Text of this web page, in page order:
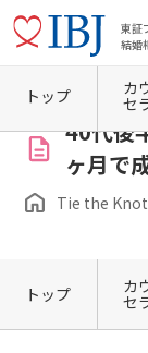
東証
結婚
ホーム 東京都の結婚
40代後
ヶ月で
Tie the Knot
トップ カ
セ
トップ カ
セ